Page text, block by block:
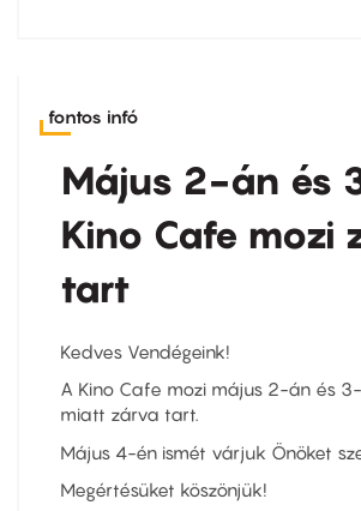
fontos infó
Május 2-án és
Kino Cafe mozi
tart
Kedves Vendégeink!
A Kino Cafe mozi május 2-án és
miatt zárva tart.
Május 4-én ismét várjuk Önöket
Megértésüket köszönjük!